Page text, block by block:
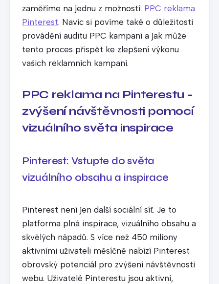
zaměříme na jednu z možností: PPC reklama
Pinterest. Navíc si povíme také o důležitosti
provádění auditu PPC kampaní a jak může
tento proces přispět ke zlepšení výkonu
vašich reklamních kampaní.
PPC reklama na Pinterestu -
zvýšení návštěvnosti pomocí
vizuálního světa inspirace
Pinterest: Vstupte do světa
vizuálního obsahu a inspirace
Pinterest není jen další sociální síť. Je to
platforma plná inspirace, vizuálního obsahu a
skvělých nápadů. S více než 450 miliony
aktivními uživateli měsíčně nabízí Pinterest
obrovský potenciál pro zvýšení návštěvnosti
webu. Uživatelé Pinterestu jsou aktivní,